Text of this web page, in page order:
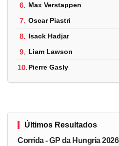
6. Max Verstappen
7. Oscar Piastri
8. Isack Hadjar
9. Liam Lawson
10.Pierre Gasly
Últimos Resultados
Corrida - GP da Hungria 2026